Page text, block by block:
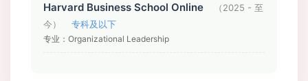
Harvard Business School Online
（2025 - 至
今）
专科及以下
专业：Organizational Leadership